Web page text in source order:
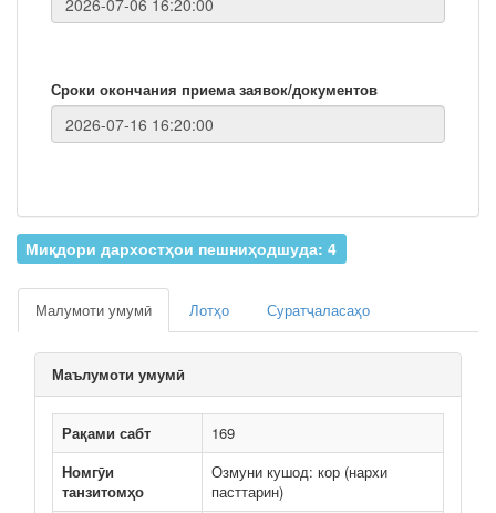
Сроки окончания приема заявок/документов
Миқдори дархостҳои пешниҳодшуда: 4
Малумоти умумӣ Лотҳо Суратҷаласаҳо
Маълумоти умумӣ
Рақами сабт
169
Номгӯи
танзитомҳо
Озмуни кушод: кор (нархи
пасттарин)